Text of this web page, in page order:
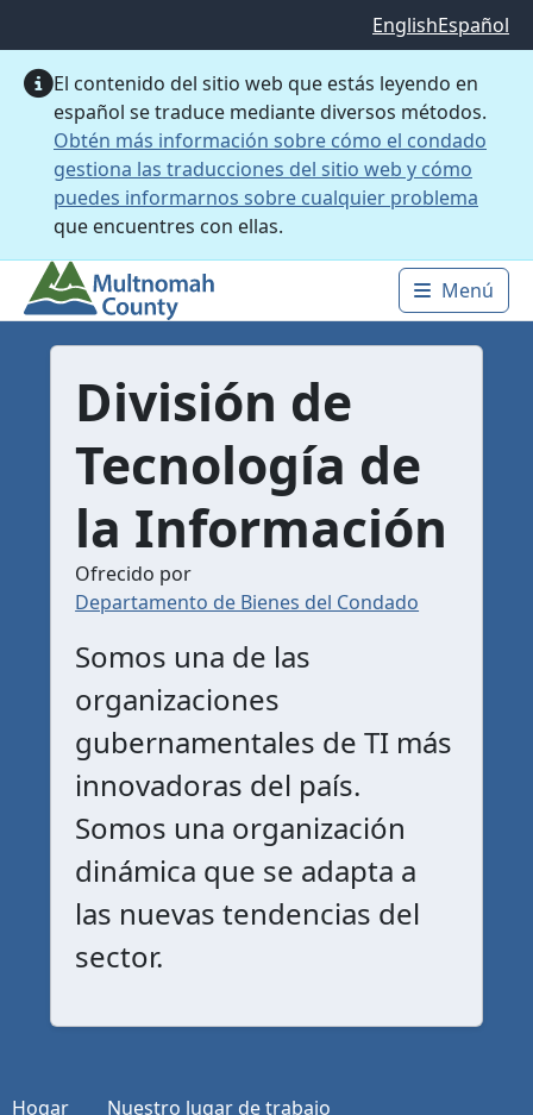
EnglishEspañol
El contenido del sitio web que estás leyendo en
español se traduce mediante diversos métodos.
Obtén más información sobre cómo el condado
gestiona las traducciones del sitio web y cómo
puedes informarnos sobre cualquier problema
que encuentres con ellas.
Main
Menú
División de
Tecnología de
la Información
Ofrecido por
Departamento de Bienes del Condado
Somos una de las
organizaciones
gubernamentales de TI más
innovadoras del país.
Somos una organización
dinámica que se adapta a
las nuevas tendencias del
sector.
Hogar Nuestro lugar de trabajo